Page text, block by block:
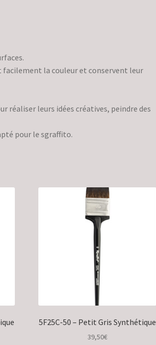
facilement la couleur et conservent leur
réaliser leurs idées créatives, peindre des
pour le sgraffito.
5F25C-50 – Petit Gris Synthétique
39,50€